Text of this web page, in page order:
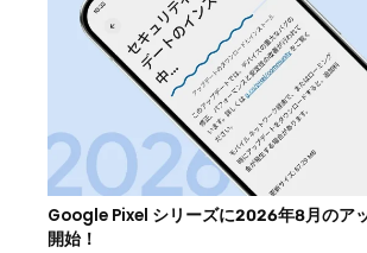
Google Pixel シリーズに2026年8月のア
開始！